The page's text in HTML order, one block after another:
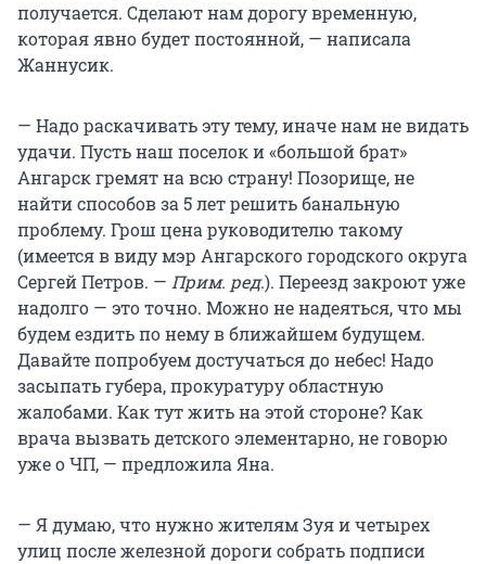
получается. Сделают нам дорогу временную,
которая явно будет постоянной, — написала
Жаннусик.
— Надо раскачивать эту тему, иначе нам не видать
удачи. Пусть наш поселок и «большой брат»
Ангарск гремят на всю страну! Позорище, не
найти способов за 5 лет решить банальную
проблему. Грош цена руководителю такому
(имеется в виду мэр Ангарского городского округа
Сергей Петров. — Прим. ред.). Переезд закроют уже
надолго — это точно. Можно не надеяться, что мы
будем ездить по нему в ближайшем будущем.
Давайте попробуем достучаться до небес! Надо
засыпать губера, прокуратуру областную
жалобами. Как тут жить на этой стороне? Как
врача вызвать детского элементарно, не говорю
уже о ЧП, — предложила Яна.
— Я думаю, что нужно жителям Зуя и четырех
улиц после железной дороги собрать подписи